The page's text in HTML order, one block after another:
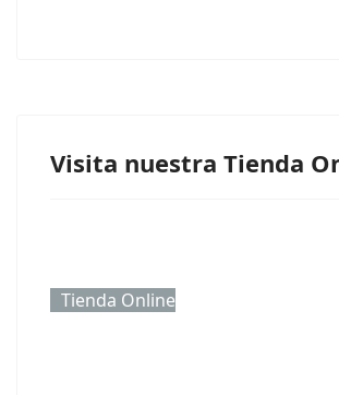
Visita nuestra Tienda
Tienda Online